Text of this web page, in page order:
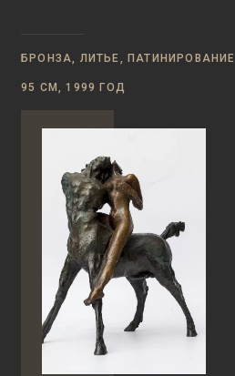
БРОНЗА, ЛИТЬЕ, ПАТИНИРОВАНИЕ
95 СМ, 1999 ГОД